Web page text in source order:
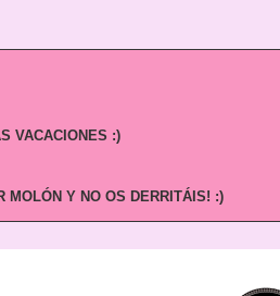
VACACIONES :)
MOLÓN Y NO OS DERRITÁIS! :)